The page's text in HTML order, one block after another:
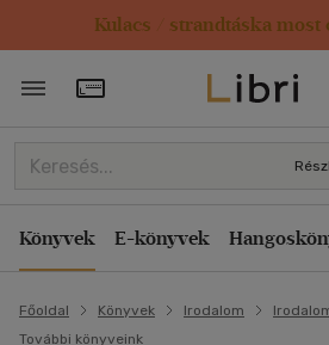
Kulacs / strandtáska most
Törzsvásárlói Kártya adatai
Könyvek E-könyvek
Főoldal Könyvek Irodalom
További könyveink